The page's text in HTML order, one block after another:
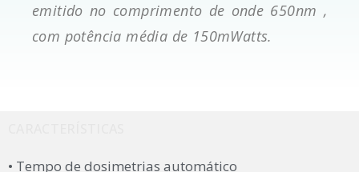
emitido no comprimento de onde 650nm ,
com potência média de 150mWatts.
• Tempo de dosimetrias automático